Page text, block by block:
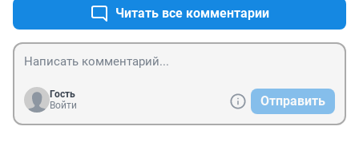
Читать все комментарии
Гость
Войти
Отправить